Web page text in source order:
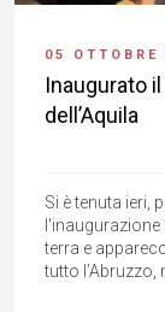
05 OTTOBRE
Inaugurato
dell’Aquila
Si è tenuta ieri,
terra e
tutto l’Abruzzo,